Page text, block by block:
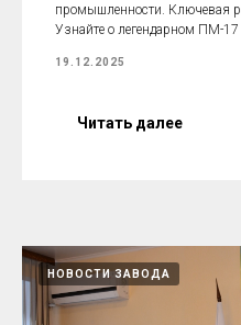
промышленности. Ключевая
Узнайте о легендарном ПМ-
19.12.2025
Читать далее
НОВОСТИ ЗАВОДА